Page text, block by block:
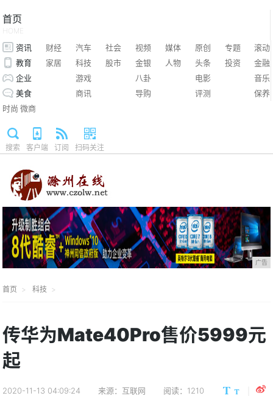
首页
HOME
资讯 财经 汽车 社会 视频 媒体 原创 专题
滚动
教育
家居 科技 股市 金银 人物 头条 投资
金融
企业
游戏 八卦 电影
音乐
美食
商讯 导购 评测
保养
时尚 微商
搜索 客户端 订阅 扫码关注
广告
首页 科技
传华为Mate40Pro售价5999元
起
2020-11-13 04:09:24 来源：互联网 阅读：1210